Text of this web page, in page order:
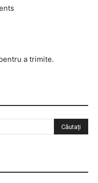
a trimite.